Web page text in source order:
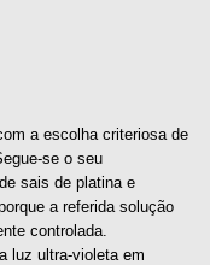
a escolha criteriosa de
se o seu
sais de platina e
a referida solução
controlada.
luz ultra-violeta em